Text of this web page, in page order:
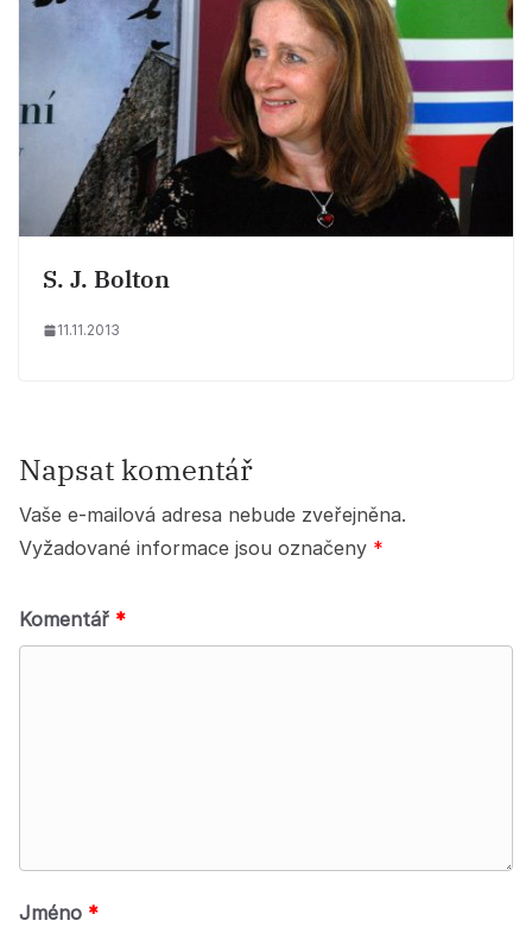
S. J. Bolton
11.11.2013
Napsat komentář
Vaše e-mailová adresa nebude zveřejněna.
Vyžadované informace jsou označeny *
Komentář *
Jméno *